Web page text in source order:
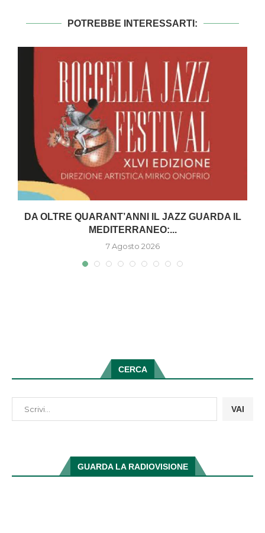
POTREBBE INTERESSARTI:
DA OLTRE QUARANT’ANNI IL JAZZ GUARDA IL
MEDITERRANEO:...
7 Agosto 2026
CERCA
VAI
GUARDA LA RADIOVISIONE